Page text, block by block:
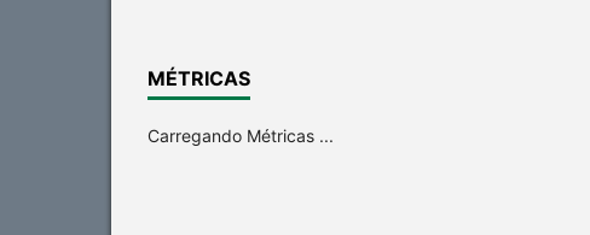
MÉTRICAS
Carregando Métricas ...